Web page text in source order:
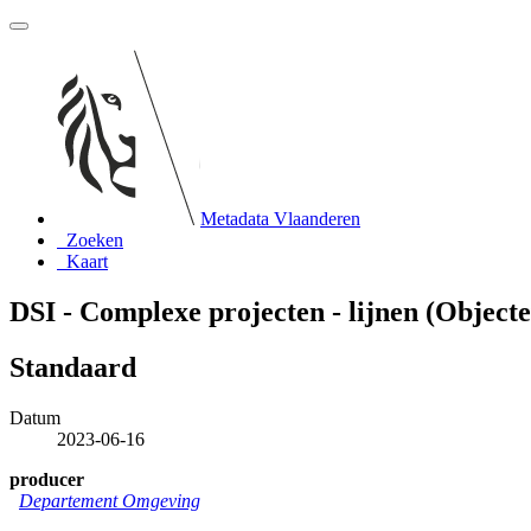
Metadata Vlaanderen
Zoeken
Kaart
DSI - Complexe projecten - lijnen
Standaard
Datum
2023-06-16
producer
Departement Omgeving